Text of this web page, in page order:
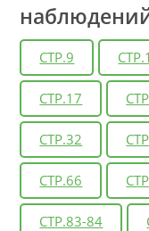
СТР.9
СТР.17
СТР.32
СТР.66
СТР.83-84